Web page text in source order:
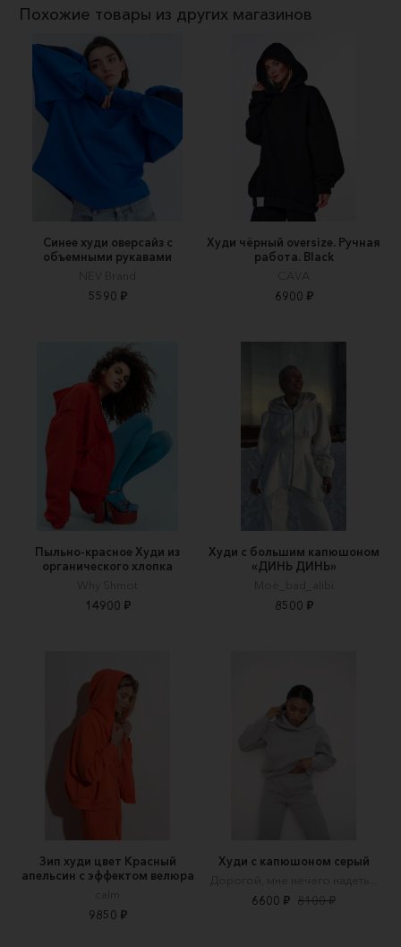
Похожие товары из других магазинов
Синее худи оверсайз с
объемными рукавами
NEV Brand
5590 ₽
Худи чёрный oversize. Ручная
работа. Black
CAVA
6900 ₽
Пыльно-красное Худи из
органического хлопка
Why Shmot
14900 ₽
Худи с большим капюшоном
«ДИНЬ ДИНЬ»
Moè_bad_alibi
8500 ₽
Зип худи цвет Красный
апельсин с эффектом велюра
calm
9850 ₽
Худи с капюшоном серый
Дорогой, мне нечего надеть...
6600 ₽ 8100 ₽